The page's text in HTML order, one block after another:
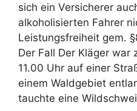
sich ein Versicherer
alkoholisierten Fahrer
Leistungsfreiheit gem.
Der Fall Der Kläger war
11.00 Uhr auf einer
einem Waldgebiet
tauchte eine